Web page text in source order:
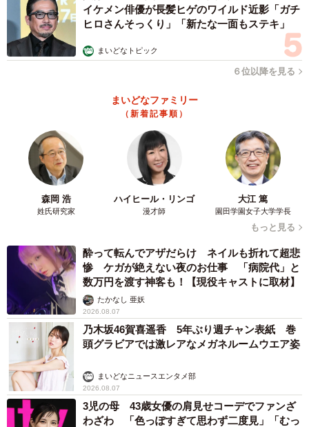
イケメン俳優が長髪ヒゲのワイルド近影「ガチ
ヒロさんそっくり」「新たな一面もステキ」
まいどなトピック
６位以降を見る
まいどなファミリー
（新着記事順）
森岡 浩
姓氏研究家
ハイヒール・リンゴ
漫才師
大江 篤
園田学園女子大学学長
もっと見る
酔って転んでアザだらけ ネイルも折れて超悲
惨 ケガが絶えない夜のお仕事 「病院代」と
数万円を渡す神客も！【現役キャストに取材】
たかなし 亜妖
2026.08.07
乃木坂46賀喜遥香 5年ぶり週チャン表紙 巻
頭グラビアでは激レアなメガネルームウエア姿
まいどなニュースエンタメ部
2026.08.07
3児の母 43歳女優の肩見せコーデでファンざ
わざわ 「色っぽすぎて思わず二度見」「むっ